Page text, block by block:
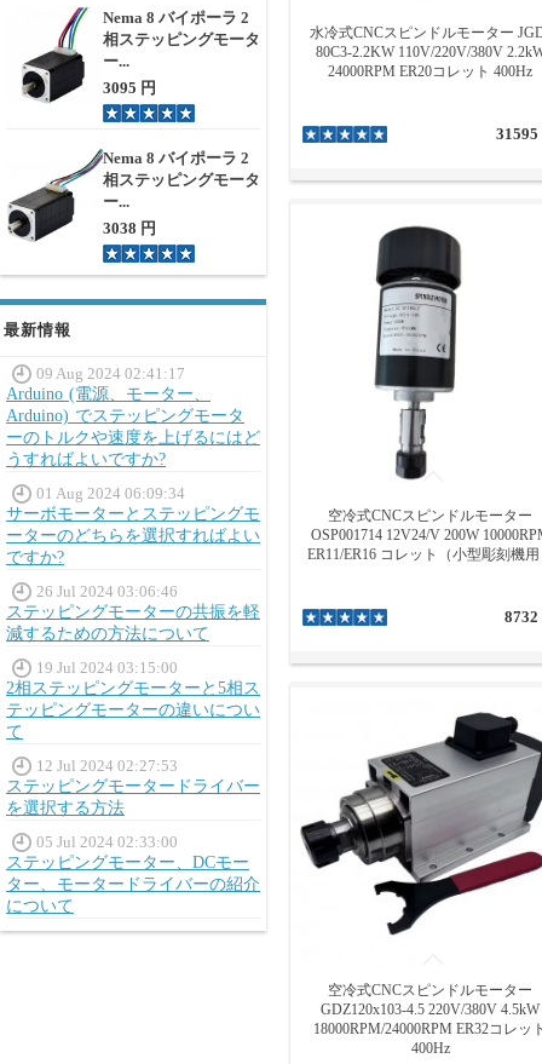
Nema 8 バイポーラ 2
相ステッピングモータ
ー...
3095 円
Nema 8 バイポーラ 2
相ステッピングモータ
ー...
3038 円
最新情報
09 Aug 2024 02:41:17
Arduino (電源、モーター、
Arduino) でステッピングモータ
ーのトルクや速度を上げるにはど
うすればよいですか?
01 Aug 2024 06:09:34
サーボモーターとステッピングモ
ーターのどちらを選択すればよい
ですか?
26 Jul 2024 03:06:46
ステッピングモーターの共振を軽
減するための方法について
19 Jul 2024 03:15:00
2相ステッピングモーターと5相ス
テッピングモーターの違いについ
て
12 Jul 2024 02:27:53
ステッピングモータードライバー
を選択する方法
05 Jul 2024 02:33:00
ステッピングモーター、DCモー
ター、モータードライバーの紹介
について
水冷式CNCスピンドルモーター
80C3-2.2KW 110V/220V/380V
24000RPM ER20コレット 400Hz
31595
空冷式CNCスピンドルモーター
OSP001714 12V24/V 200W
ER11/ER16 コレット（小型彫刻機用
8732
空冷式CNCスピンドルモーター
GDZ120x103-4.5 220V/380V 4.5kW
18000RPM/24000RPM ER32コレッ
400Hz